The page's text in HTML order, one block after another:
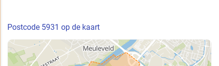
Postcode 5931 op de kaart